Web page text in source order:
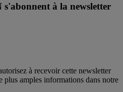
à la newsletter
à recevoir cette newsletter
plus amples informations dans notre